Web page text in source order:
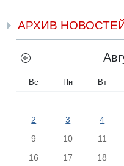
АРХИВ
Вс Пн Вт
2
3 4
9
10 11
16
17 18